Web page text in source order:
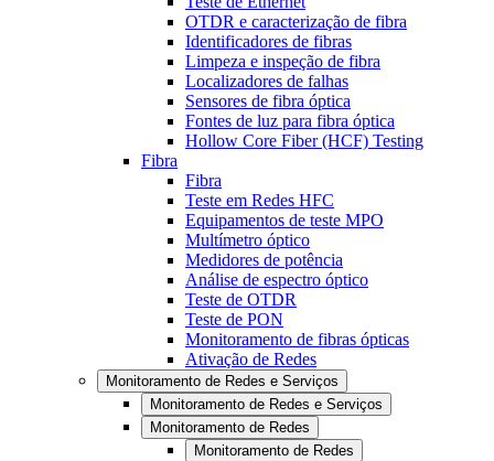
OTDR e caracterização de fibra
Identificadores de fibras
Limpeza e inspeção de fibra
Localizadores de falhas
Sensores de fibra óptica
Fontes de luz para fibra óptica
Hollow Core Fiber (HCF) Testing
Fibra
Fibra
Teste em Redes HFC
Equipamentos de teste MPO
Multímetro óptico
Medidores de potência
Análise de espectro óptico
Teste de OTDR
Teste de PON
Monitoramento de fibras ópticas
Ativação de Redes
Monitoramento de Redes e Serviços
Monitoramento de Redes e Serviços
Monitoramento de Redes
Monitoramento de Redes